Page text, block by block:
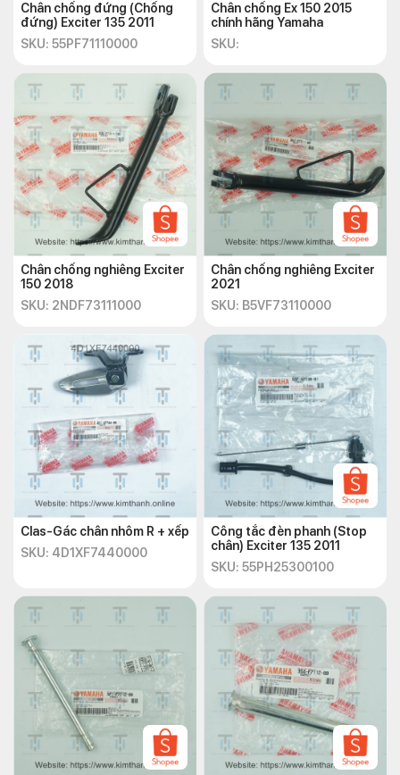
Chân chống đứng (Chống
đứng) Exciter 135 2011
SKU: 55PF71110000
Chân chống Ex 150 2015
chính hãng Yamaha
SKU:
Chân chống nghiêng Exciter
150 2018
SKU: 2NDF73111000
Chân chống nghiêng Exciter
2021
SKU: B5VF73110000
Clas-Gác chân nhôm R + xếp
SKU: 4D1XF7440000
Công tắc đèn phanh (Stop
chân) Exciter 135 2011
SKU: 55PH25300100